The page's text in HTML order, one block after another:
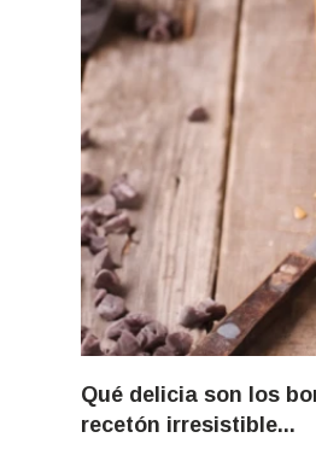
Qué delicia son los
recetón irresistible...